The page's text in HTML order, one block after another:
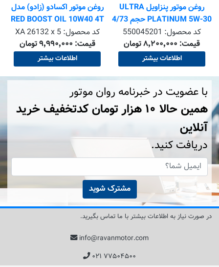
روغن موتور پنزاویل ULTRA
PLATINUM 5W-30 حجم 4/73
لیترکد محصول: 550045201
قیمت: ۸٬۲۰۰٬۰۰۰ تومان
اطلاعات بیشتر
روغن موتور اکسادو (زادو) مدل
RED BOOST OIL 10W40 4T
MA2 1L بسته 5 عددی
کد محصول:XA 26132 x 5
قیمت: ۹٬۹۹۰٬۰۰۰ تومان
اطلاعات بیشتر
با عضویت در خبرنامه روان موتور
همین حالا ۱۰ هزار تومان کد‌تخفیف خرید
آنلاین
دریافت کنید.
مشترک شوید
در صورت نیاز به اطلاعات بیشتر با ما تماس بگیرید.
info@ravanmotor.com
۰۲۱ ۷۷۵۰۴۵۰۰